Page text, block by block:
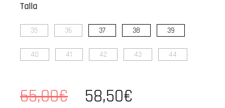
Talla
35 36 37 38 39
40 41 42 43 44
65,00€ 58,50€